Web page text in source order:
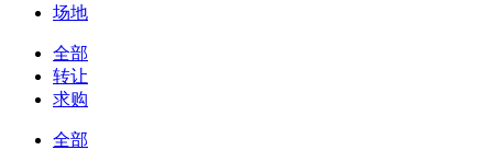
场地
全部
转让
求购
全部